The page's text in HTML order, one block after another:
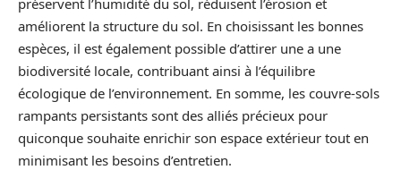
améliorent la structure du sol. En choisissant les bonnes
espèces, il est également possible d’attirer une a une
biodiversité locale, contribuant ainsi à l’équilibre
écologique de l’environnement. En somme, les couvre-sols
rampants persistants sont des alliés précieux pour
quiconque souhaite enrichir son espace extérieur tout en
minimisant les besoins d’entretien.